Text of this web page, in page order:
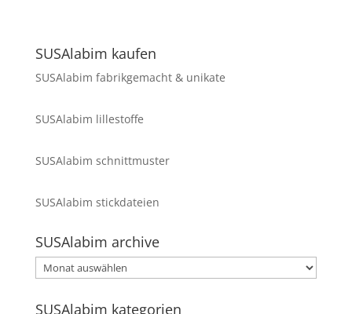
SUSAlabim kaufen
SUSAlabim fabrikgemacht & unikate
SUSAlabim lillestoffe
SUSAlabim schnittmuster
SUSAlabim stickdateien
SUSAlabim archive
SUSAlabim
archive
SUSAlabim kategorien